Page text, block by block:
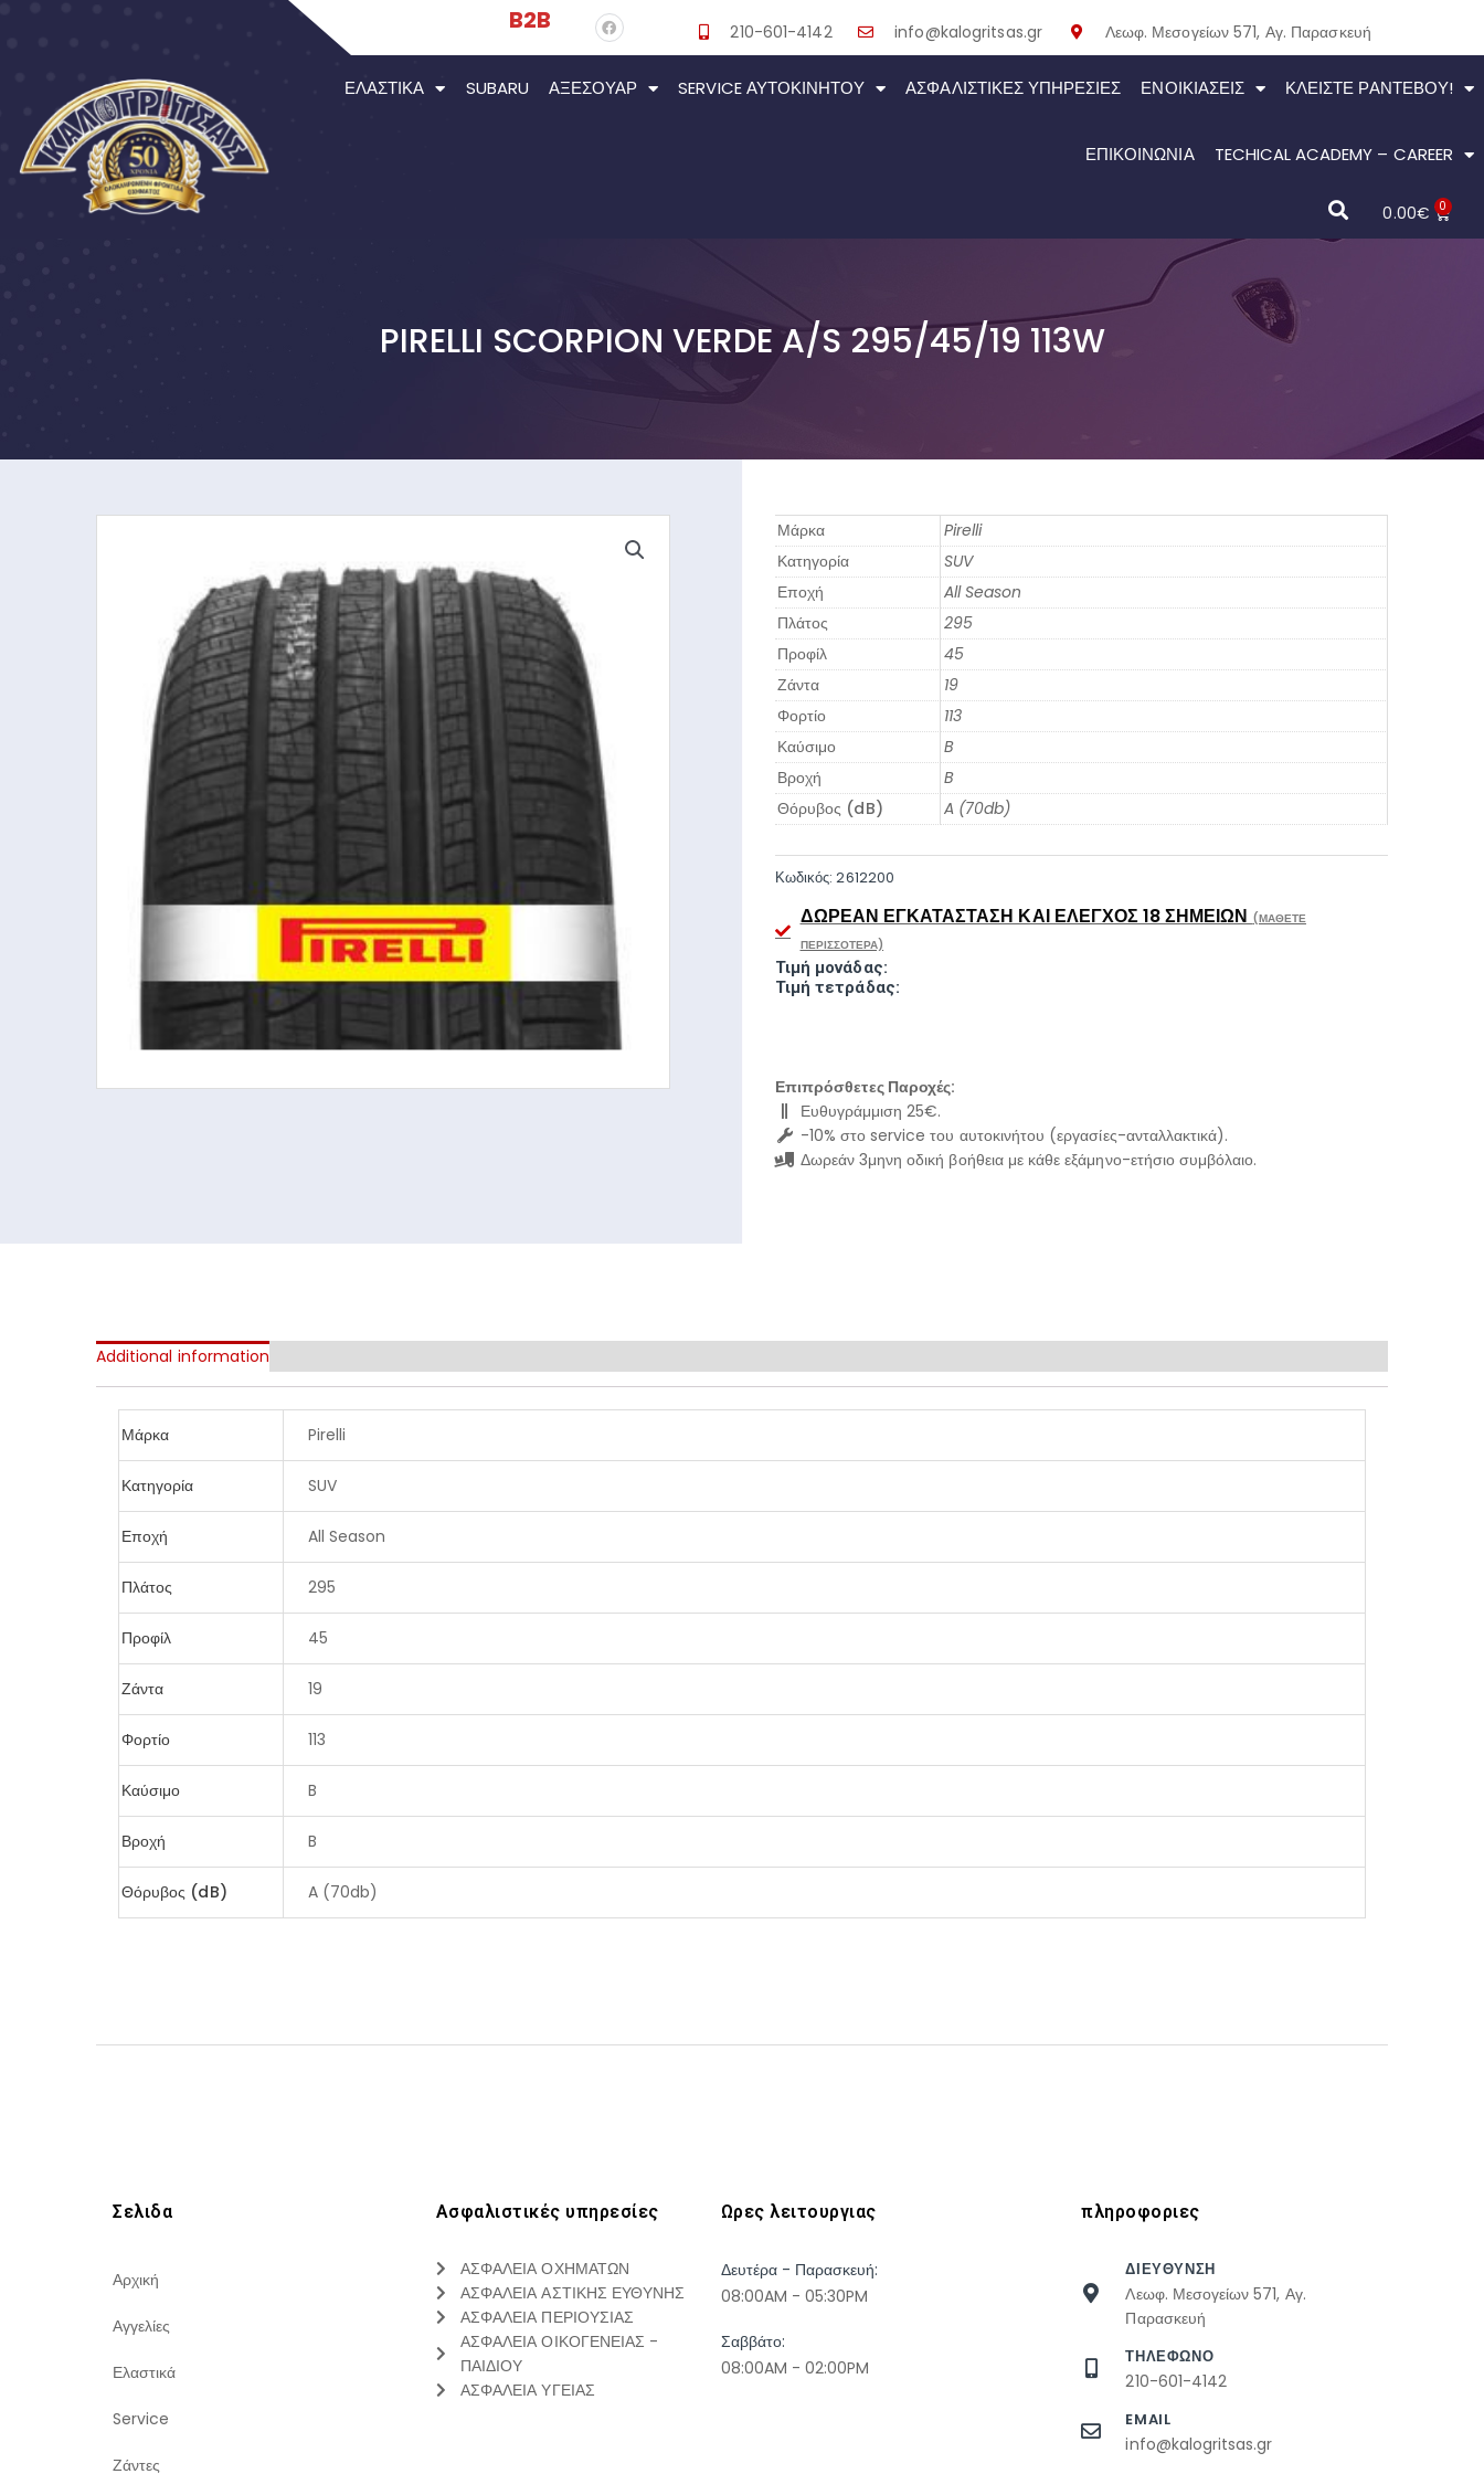
B2B 210-601-4142 info@kalogritsas.gr Λεωφ. Μεσογείων 571, Αγ. Παρασκευή
ΕΛΑΣΤΙΚΆ SUBARU ΑΞΕΣΟΥΆΡ SERVICE ΑΥΤΟΚΙΝΉΤΟΥ ΑΣΦΑΛΙΣΤΙΚΕΣ ΥΠΗΡΕΣΙΕΣ ΕΝΟΙΚΙΆΣΕΙΣ ΚΛΕΊΣΤΕ ΡΑΝΤΕΒΟΎ!
ΕΠΙΚΟΙΝΩΝΙΑ TECHICAL ACADEMY – CAREER
0.00€ 0
PIRELLI SCORPION VERDE A/S 295/45/19 113W
Μάρκα
Pirelli
Κατηγορία
SUV
Εποχή
All Season
Πλάτος
295
Προφίλ
45
Ζάντα
19
Φορτίο
113
Καύσιμο
B
Βροχή
B
Θόρυβος (dB)
A (70db)
Κωδικός:2612200
ΔΩΡΕΆΝ ΕΓΚΑΤΆΣΤΑΣΗ ΚΑΙ ΈΛΕΓΧΟΣ 18 ΣΗΜΕΊΩΝ (ΜΆΘΕΤΕ
ΠΕΡΙΣΣΌΤΕΡΑ)
Τιμή μονάδας:
Τιμή τετράδας:
Επιπρόσθετες Παροχές:
Ευθυγράμμιση 25€.
-10% στο service του αυτοκινήτου (εργασίες-ανταλλακτικά).
Δωρεάν 3μηνη οδική βοήθεια με κάθε εξάμηνο-ετήσιο συμβόλαιο.
Additional information
Μάρκα Pirelli
Κατηγορία SUV
Εποχή All Season
Πλάτος 295
Προφίλ 45
Ζάντα 19
Φορτίο 113
Καύσιμο B
Βροχή B
Θόρυβος (dB) A (70db)
Σελιδα
Αρχική
Αγγελίες
Ελαστικά
Service
Ζάντες
Ασφαλιστικές υπηρεσίες
ΑΣΦΑΛΕΙΑ ΟΧΗΜΑΤΩΝ
ΑΣΦΑΛΕΙΑ ΑΣΤΙΚΗΣ ΕΥΘΥΝΗΣ
ΑΣΦΑΛΕΙΑ ΠΕΡΙΟΥΣΙΑΣ
ΑΣΦΑΛΕΙΑ ΟΙΚΟΓΕΝΕΙΑΣ -
ΠΑΙΔΙΟΥ
ΑΣΦΑΛΕΙΑ ΥΓΕΙΑΣ
Ωρες λειτουργιας
Δευτέρα - Παρασκευή:
08:00AM - 05:30PM
Σαββάτο:
08:00AM - 02:00PM
πληροφοριες
ΔΙΕΥΘΥΝΣΗ
Λεωφ. Μεσογείων 571, Αγ.
Παρασκευή
ΤΗΛΕΦΩΝΟ
210-601-4142
EMAIL
info@kalogritsas.gr